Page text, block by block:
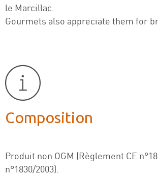
le Marcillac.
Gourmets also appreciate them for
Composition
Produit non OGM (Règlement CE
n°1830/2003).